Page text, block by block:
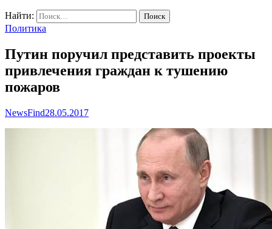
Найти:
Политика
Путин поручил представить проекты
привлечения граждан к тушению
пожаров
NewsFind28.05.2017